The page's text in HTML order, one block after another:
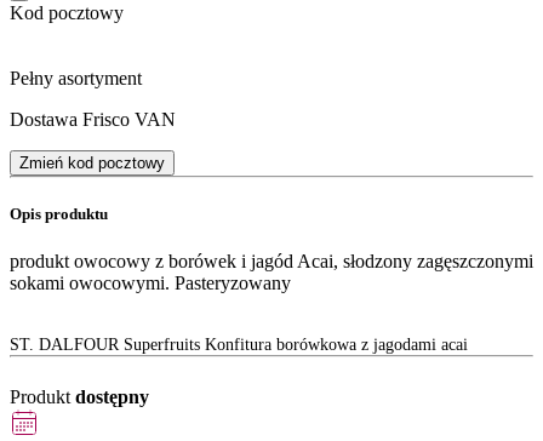
Kod pocztowy
Pełny asortyment
Dostawa Frisco VAN
Zmień kod pocztowy
Opis produktu
produkt owocowy z borówek i jagód Acai, słodzony zagęszczonymi
sokami owocowymi. Pasteryzowany
ST. DALFOUR Superfruits Konfitura borówkowa z jagodami acai
Produkt dostępny